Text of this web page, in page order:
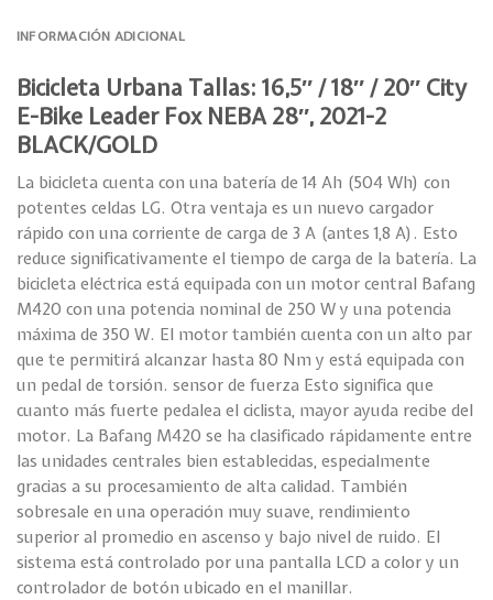
INFORMACIÓN ADICIONAL
Bicicleta Urbana Tallas: 16,5″ / 18″ / 20″ City
E-Bike Leader Fox NEBA 28″, 2021-2
BLACK/GOLD
La bicicleta cuenta con una batería de 14 Ah (504 Wh) con
potentes celdas LG. Otra ventaja es un nuevo cargador
rápido con una corriente de carga de 3 A (antes 1,8 A). Esto
reduce significativamente el tiempo de carga de la batería. La
bicicleta eléctrica está equipada con un motor central Bafang
M420 con una potencia nominal de 250 W y una potencia
máxima de 350 W. El motor también cuenta con un alto par
que te permitirá alcanzar hasta 80 Nm y está equipada con
un pedal de torsión. sensor de fuerza Esto significa que
cuanto más fuerte pedalea el ciclista, mayor ayuda recibe del
motor. La Bafang M420 se ha clasificado rápidamente entre
las unidades centrales bien establecidas, especialmente
gracias a su procesamiento de alta calidad. También
sobresale en una operación muy suave, rendimiento
superior al promedio en ascenso y bajo nivel de ruido. El
sistema está controlado por una pantalla LCD a color y un
controlador de botón ubicado en el manillar.